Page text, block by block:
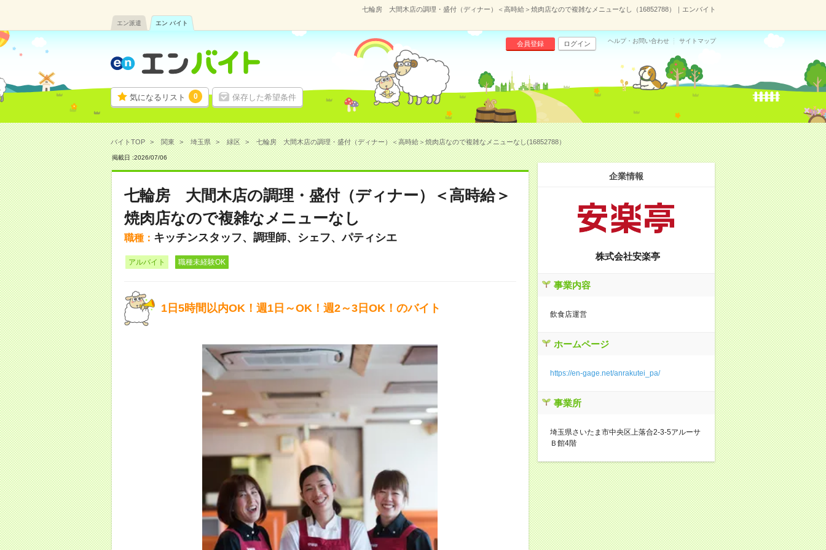
七輪房 大間木店の調理・盛付（ディナー）＜高時給＞焼肉店なので複雑なメニューなし（16852788）｜エンバイト
エン派遣 エン バイト
気になるリスト 0 保存した希望条件
会員登録 ログイン ヘルプ・お問い合わせ サイトマップ
バイトTOP 関東 埼玉県 緑区 七輪房 大間木店の調理・盛付（ディナー）＜高時給＞焼肉店なので複雑なメニューなし(16852788）
掲載日 :2026/07/06
七輪房 大間木店の調理・盛付（ディナー）＜高時給＞
焼肉店なので複雑なメニューなし
職種： キッチンスタッフ、調理師、シェフ、パティシエ
アルバイト 職種未経験OK
1日5時間以内OK！週1日～OK！週2～3日OK！のバイト
企業情報
株式会社安楽亭
事業内容
飲食店運営
ホームページ
https://en-gage.net/anrakutei_pa/
事業所
埼玉県さいたま市中央区上落合2-3-5アルーサ
Ｂ館4階